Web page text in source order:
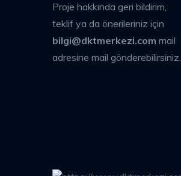
Proje hakkında geri bildirim,
teklif ya da önerileriniz için
bilgi@dktmerkezi.com mail
adresine mail gönderebilirsiniz.